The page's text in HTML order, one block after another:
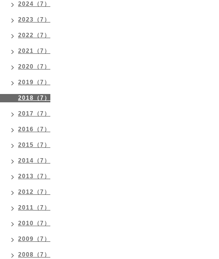
2024（7）
2023（7）
2022（7）
2021（7）
2020（7）
2019（7）
2018（7）
2017（7）
2016（7）
2015（7）
2014（7）
2013（7）
2012（7）
2011（7）
2010（7）
2009（7）
2008（7）